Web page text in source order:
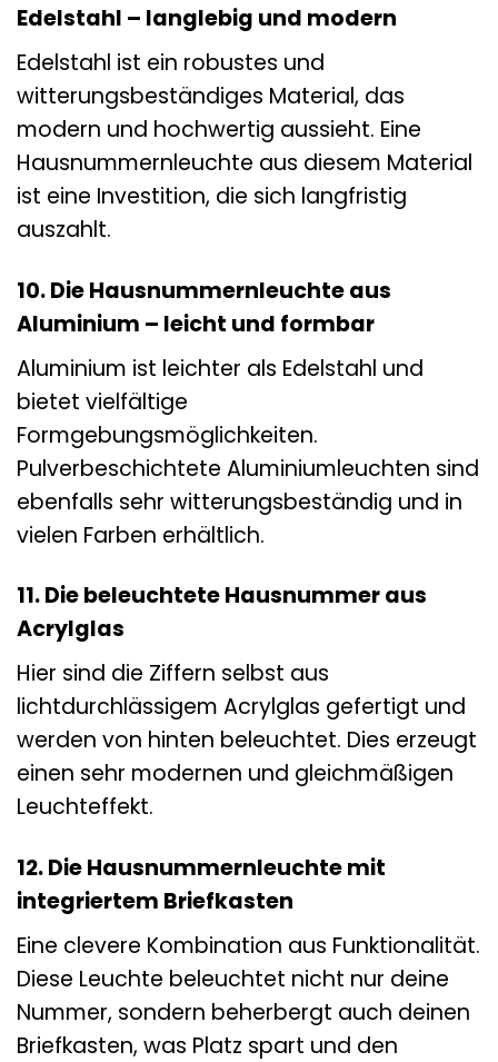
Edelstahl – langlebig und modern
Edelstahl ist ein robustes und
witterungsbeständiges Material, das
modern und hochwertig aussieht. Eine
Hausnummernleuchte aus diesem Material
ist eine Investition, die sich langfristig
auszahlt.
10. Die Hausnummernleuchte aus
Aluminium – leicht und formbar
Aluminium ist leichter als Edelstahl und
bietet vielfältige
Formgebungsmöglichkeiten.
Pulverbeschichtete Aluminiumleuchten sind
ebenfalls sehr witterungsbeständig und in
vielen Farben erhältlich.
11. Die beleuchtete Hausnummer aus
Acrylglas
Hier sind die Ziffern selbst aus
lichtdurchlässigem Acrylglas gefertigt und
werden von hinten beleuchtet. Dies erzeugt
einen sehr modernen und gleichmäßigen
Leuchteffekt.
12. Die Hausnummernleuchte mit
integriertem Briefkasten
Eine clevere Kombination aus Funktionalität.
Diese Leuchte beleuchtet nicht nur deine
Nummer, sondern beherbergt auch deinen
Briefkasten, was Platz spart und den